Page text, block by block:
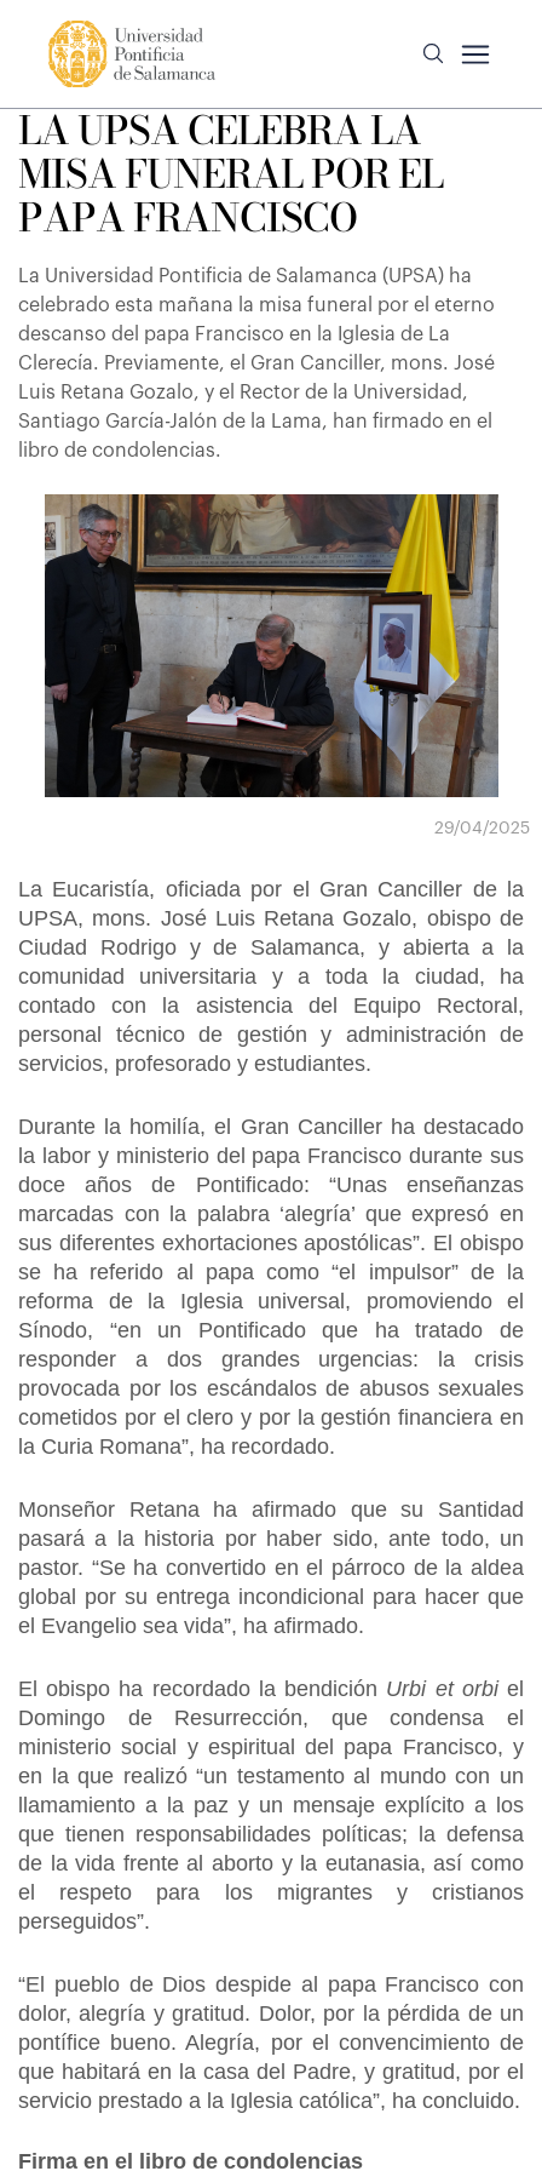
LA UPSA CELEBRA LA
MISA FUNERAL POR EL
PAPA FRANCISCO
La Universidad Pontificia de Salamanca (UPSA) ha
celebrado esta mañana la misa funeral por el eterno
descanso del papa Francisco en la Iglesia de La
Clerecía. Previamente, el Gran Canciller, mons. José
Luis Retana Gozalo, y el Rector de la Universidad,
Santiago García-Jalón de la Lama, han firmado en el
libro de condolencias.
29/04/2025
La Eucaristía, oficiada por el Gran Canciller de la
UPSA, mons. José Luis Retana Gozalo, obispo de
Ciudad Rodrigo y de Salamanca, y abierta a la
comunidad universitaria y a toda la ciudad, ha
contado con la asistencia del Equipo Rectoral,
personal técnico de gestión y administración de
servicios, profesorado y estudiantes.
Durante la homilía, el Gran Canciller ha destacado
la labor y ministerio del papa Francisco durante sus
doce años de Pontificado: “Unas enseñanzas
marcadas con la palabra ‘alegría’ que expresó en
sus diferentes exhortaciones apostólicas”. El obispo
se ha referido al papa como “el impulsor” de la
reforma de la Iglesia universal, promoviendo el
Sínodo, “en un Pontificado que ha tratado de
responder a dos grandes urgencias: la crisis
provocada por los escándalos de abusos sexuales
cometidos por el clero y por la gestión financiera en
la Curia Romana”, ha recordado.
Monseñor Retana ha afirmado que su Santidad
pasará a la historia por haber sido, ante todo, un
pastor. “Se ha convertido en el párroco de la aldea
global por su entrega incondicional para hacer que
el Evangelio sea vida”, ha afirmado.
El obispo ha recordado la bendición Urbi et orbiel
Domingo de Resurrección, que condensa el
ministerio social y espiritual del papa Francisco, y
en la que realizó “un testamento al mundo con un
llamamiento a la paz y un mensaje explícito a los
que tienen responsabilidades políticas; la defensa
de la vida frente al aborto y la eutanasia, así como
el respeto para los migrantes y cristianos
perseguidos”.
“El pueblo de Dios despide al papa Francisco con
dolor, alegría y gratitud. Dolor, por la pérdida de un
pontífice bueno. Alegría, por el convencimiento de
que habitará en la casa del Padre, y gratitud, por el
servicio prestado a la Iglesia católica”, ha concluido.
Firma en el libro de condolencias